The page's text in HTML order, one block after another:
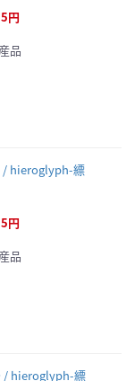
円
品
/ hieroglyph-縹
円
品
/ hieroglyph-縹